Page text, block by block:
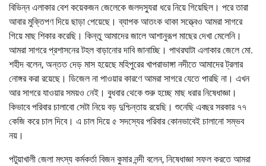
বিভিন্ন এলাকার বেশ কয়েকজন জেলেকে জলদস্যুরা ধরে নিয়ে গিয়েছিল। পরে তারা
আবার মুক্তিপণ দিয়ে ছাড়া পেয়েছে। ব্যাপক আতংক থাকা সত্ত্বেও আমরা সাগরে
গিয়ে মাছ শিকার করেছি। কিন্তু আমাদের জালে আশানুরূপ মাছের দেখা মেলেনি।
আমরা সাগরে প্রশাসনের টহল বাড়ানোর দাবি জানাচ্ছি। পাথরঘাটা এলাকার জেলে মো.
শহীদ বলেন, অন্তত দেড় মাস হয়েছে মহিপুরের খাপরাভাঙ্গা নদীতে আমাদের ট্রলার
নোঙ্গর করা রয়েছে। ডিজেল না পাওয়ার কারণে আমরা সাগরে যেতে পারছি না। এখন
আর সাগরে যাওয়ার সময়ও নেই। বুধবার থেকে শুরু হচ্ছে মাছ ধরার নিষেধাজ্ঞা।
কিভাবে পরিবার চালাবো সেটা নিয়ে বড় দুশ্চিন্তায় রয়েছি। শুনেছি এবছর সরকার ৭৭
কেজি করে চাল দিবে। এ চাল দিয়ে ৫ সদস্যের পরিবার কোনভাবেই চালানো সম্ভব
নয়।
পটুয়াখালী জেলা মৎস্য কর্মকর্তা বিজন কুমার নন্দী বলেন, নিষেধাজ্ঞা সফল করতে আমরা